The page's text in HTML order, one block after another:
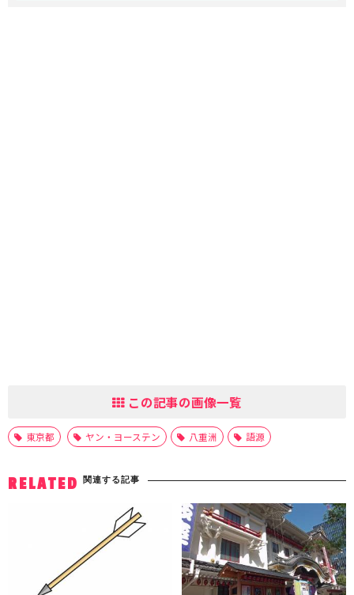
この記事の画像一覧
東京都 ヤン・ヨーステン 八重洲 語源
RELATED 関連する記事